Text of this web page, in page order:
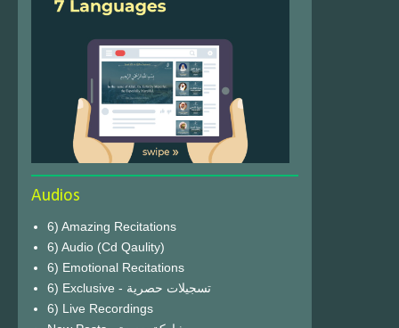
Audios
6) Amazing Recitations
6) Audio (Cd Qaulity)
6) Emotional Recitations
6) Exclusive - تسجيلات حصرية
6) Live Recordings